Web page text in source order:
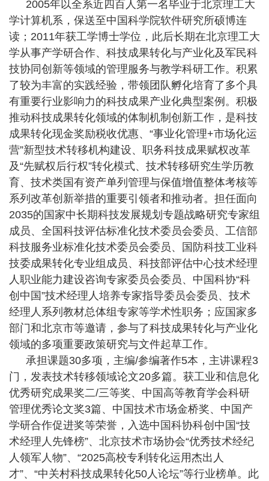
2005年以全系近四百人第一名毕业于北京理工大
学计算机系，保送至中国科学院软件研究所硕博连
读；2011年获工学博士学位，此后长期在北京理工大
学从事产学研合作、科技成果转化与产业化及军民科
技协同创新等领域的管理服务与教学科研工作。积累
了较为丰富的实践经验，带领团队孵化培育了多个具
有重要行业影响力的科技成果产业化典型案例。积极
推动科技成果转化领域的体制机制创新工作，是科技
成果转化现金奖励税收优惠、“事业化管理+市场化运
营”新型技术转移机构建设、职务科技成果赋权改革
及“先赋权后行权”转化模式、技术转移研究生学历教
育、技术类国有资产单列管理与保值增值整体考核等
系列改革创新举措的重要引领者和推动者。担任面向
2035的国家中长期科技发展规划专题战略研究专家组
成员、 全国科技评估标准化技术委员会委员、工信部
科技服务业标准化技术委员会委员、
国防科技工业科
技委成果转化专业组成员、科技部评估中心技术经理
人职业能力建设咨询专家委员会委员、中国科协“科
创中国”技术经理人培养专家指导委员会委员、技术
经理人系列教材总体组专家等学术性职务；应国家多
部门和北京市等邀请，参与了科技成果转化与产业化
领域的多项重要政策研究与文件起草工作。
承担课题30多项，主编/参编著作5本，主讲课程3
门，发表技术转移领域论文20多篇。获工业和信息化
优秀研究成果奖二/三等奖、中国高等教育学会科研
管理优秀论文奖3篇、中国技术市场金桥奖、中国产
学研合作促进奖等荣誉，入选中国科协科创中国“技
术经理人先锋榜”、北京技术市场协会“优秀技术经纪
人领军人物”、“2025高校专利转化运用杰出人
才”、“中关村科技成果转化50人论坛”等行业榜单。此